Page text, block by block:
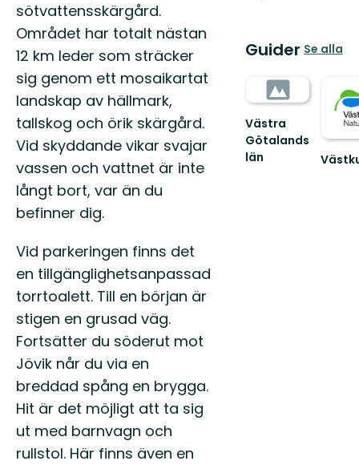
sötvattensskärgård.
Området har totalt nästan
12 km leder som sträcker
sig genom ett mosaikartat
landskap av hällmark,
tallskog och örik skärgård.
Vid skyddande vikar svajar
vassen och vattnet är inte
långt bort, var än du
befinner dig.
Vid parkeringen finns det
en tillgänglighetsanpassad
torrtoalett. Till en början är
stigen en grusad väg.
Fortsätter du söderut mot
Jövik når du via en
breddad spång en brygga.
Hit är det möjligt att ta sig
ut med barnvagn och
rullstol. Här finns även en
Guider Se alla
Västra
Götalands
län